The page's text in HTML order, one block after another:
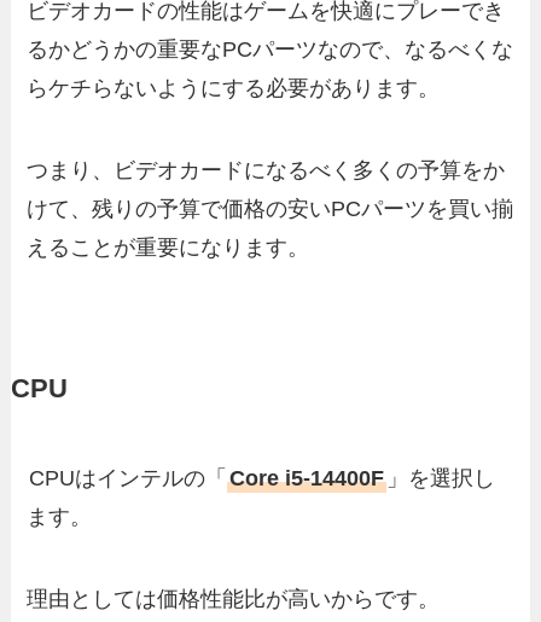
ビデオカードの性能はゲームを快適にプレーでき
るかどうかの重要なPCパーツなので、なるべくな
らケチらないようにする必要があります。
つまり、ビデオカードになるべく多くの予算をか
けて、残りの予算で価格の安いPCパーツを買い揃
えることが重要になります。
CPU
CPUはインテルの「Core i5-14400F 」を選択し
ます。
理由としては価格性能比が高いからです。